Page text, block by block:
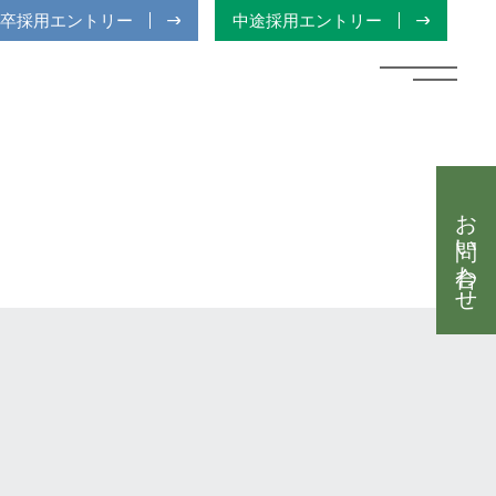
採用エントリー 中途採用エントリー
お問い合わせ